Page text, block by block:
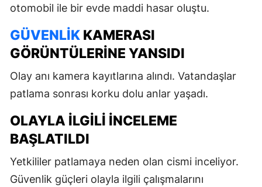
otomobil ile bir evde maddi hasar oluştu.
GÜVENLIK KAMERASI
GÖRÜNTÜLERINE YANSIDI
Olay anı kamera kayıtlarına alındı. Vatandaşlar
patlama sonrası korku dolu anlar yaşadı.
OLAYLA ILGILI INCELEME
BAŞLATILDI
Yetkililer patlamaya neden olan cismi inceliyor.
Güvenlik güçleri olayla ilgili çalışmalarını